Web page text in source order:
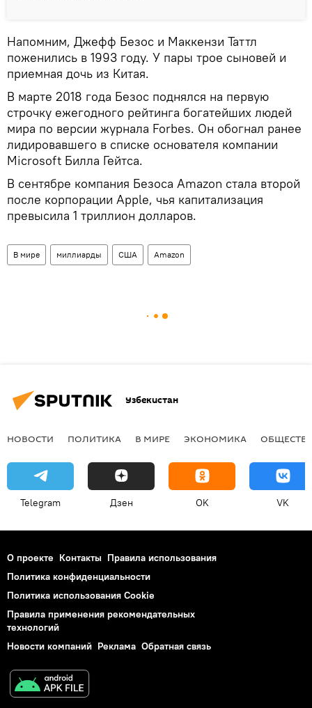
Напомним, Джефф Безос и Маккензи Таттл
поженились в 1993 году. У пары трое сыновей и
приемная дочь из Китая.
В марте 2018 года Безос поднялся на первую
строчку ежегодного рейтинга богатейших людей
мира по версии журнала Forbes. Он обогнал ранее
лидировавшего в списке основателя компании
Microsoft Билла Гейтса.
В сентябре компания Безоса Amazon стала второй
после корпорации Apple, чья капитализация
превысила 1 триллион долларов.
В мире миллиарды США Amazon
Узбекистан
НОВОСТИ ПОЛИТИКА В МИРЕ ЭКОНОМИКА
Telegram Дзен OK VK
О проекте Контакты Правила использования
Политика конфиденциальности
Политика использования Cookie
Правила применения рекомендательных
технологий
Новости компаний Реклама Обратная связь